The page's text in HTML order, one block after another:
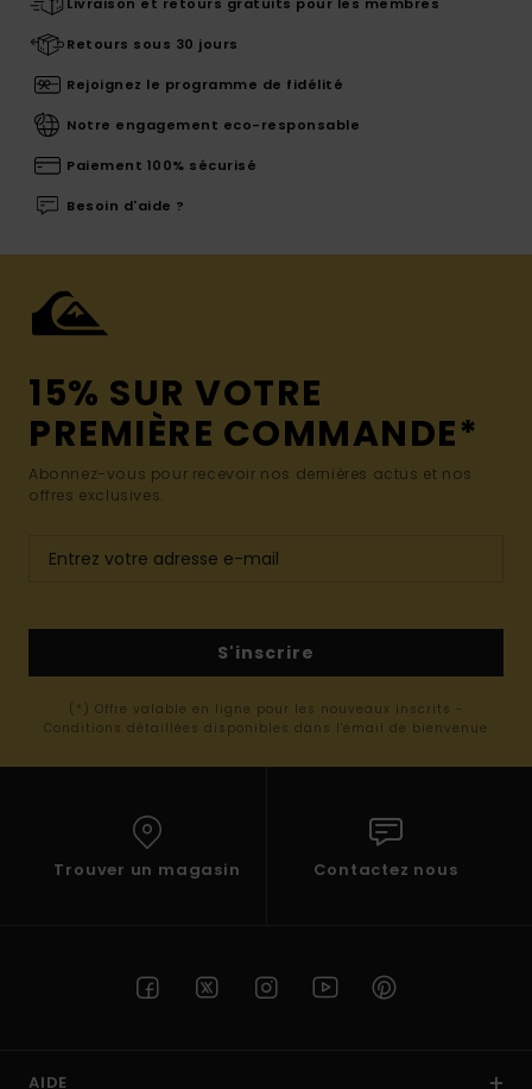
Retours sous 30 jours
Rejoignez le programme de fidélité
Notre engagement eco-responsable
Paiement 100% sécurisé
Besoin d'aide ?
15% SUR VOTRE
PREMIÈRE COMMANDE*
Abonnez-vous pour recevoir nos dernières actus et nos
offres exclusives.
S'inscrire
(*) Offre valable en ligne pour les nouveaux inscrits -
Conditions détaillées disponibles dans l'email de bienvenue
Trouver un magasin Contactez nous
AIDE